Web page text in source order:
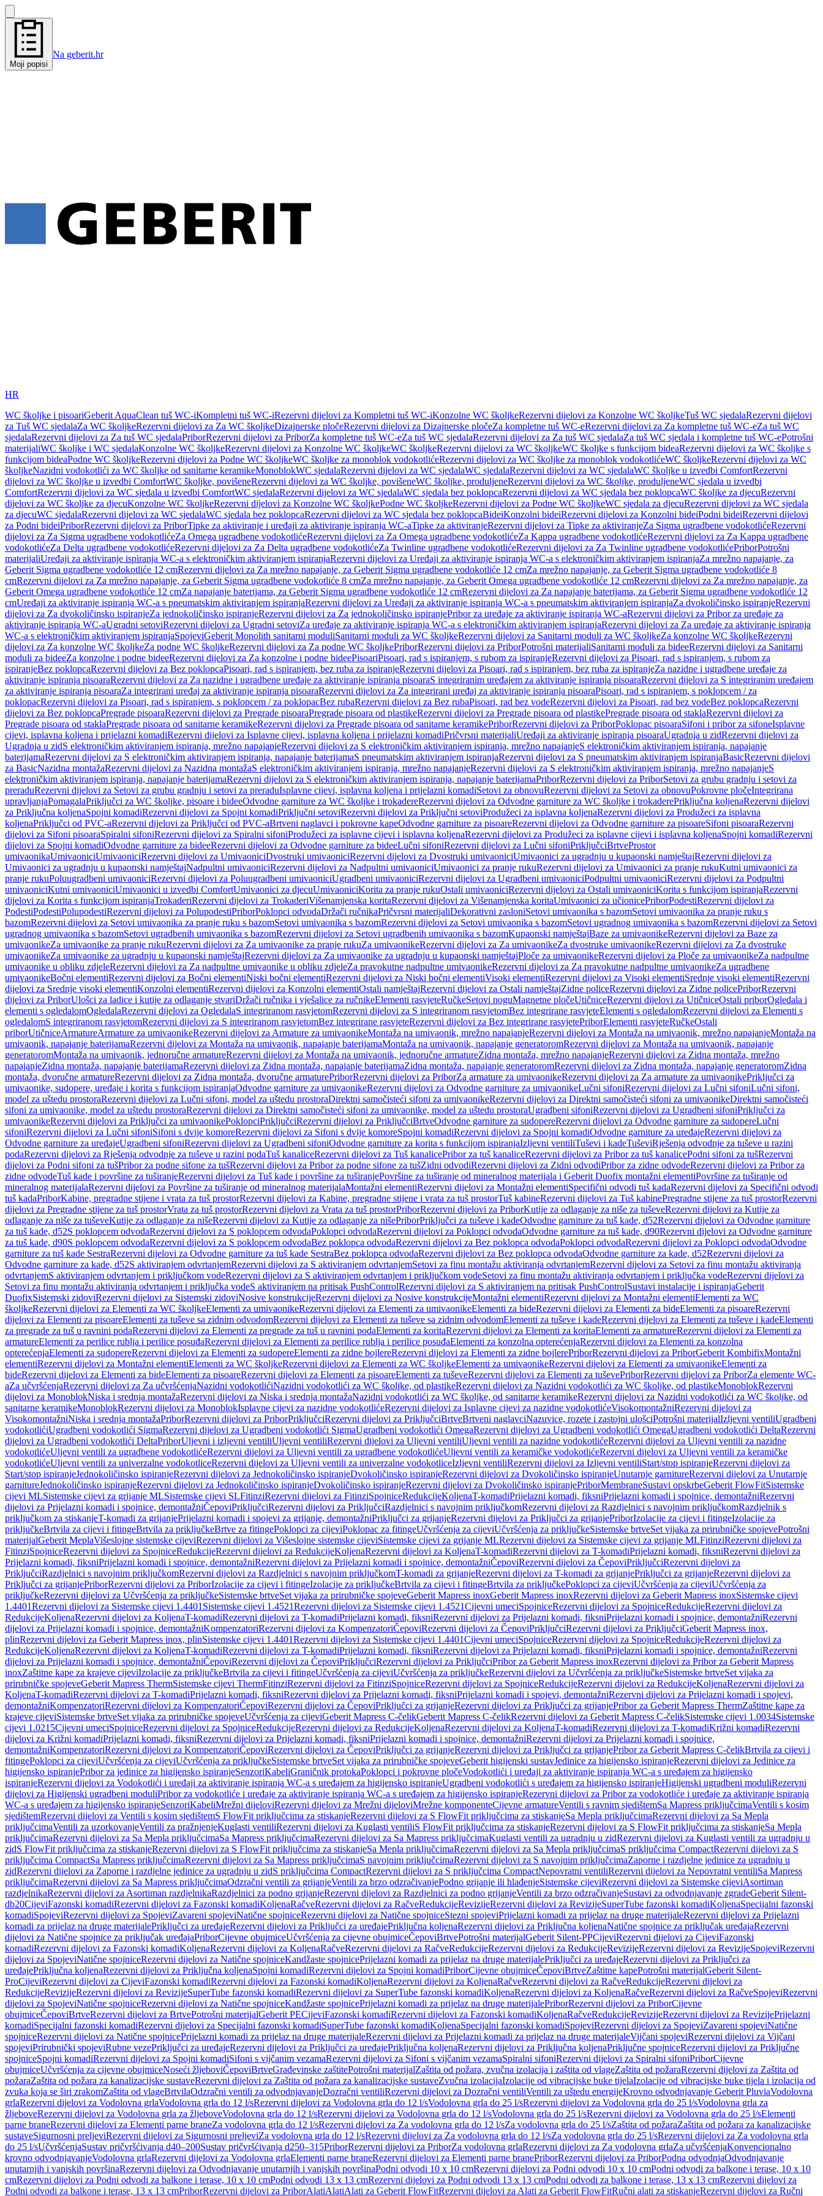
Moji popisi
Na geberit.hr
HR
WC školjke i pisoariGeberit AquaClean tuš WC-iKompletni tuš WC-iRezervni dijelovi za Kompletni tuš WC-iKonzolne WC školjkeRezervni dijelovi za Konzolne WC školjkeTuš WC sjedalaRezervni dijelovi
za Tuš WC sjedalaZa WC školjkeRezervni dijelovi za Za WC školjkeDizajnerske pločeRezervni dijelovi za Dizajnerske pločeZa kompletne tuš WC-eRezervni dijelovi za Za kompletne tuš WC-eZa tuš WC
sjedalaRezervni dijelovi za Za tuš WC sjedalaPriborRezervni dijelovi za PriborZa kompletne tuš WC-eZa tuš WC sjedalaRezervni dijelovi za Za tuš WC sjedalaZa tuš WC sjedala i kompletne tuš WC-ePotrošni
materijaliWC školjke i WC sjedalaKonzolne WC školjkeRezervni dijelovi za Konzolne WC školjkeWC školjkeRezervni dijelovi za WC školjkeWC školjke s funkcijom bideaRezervni dijelovi za WC školjke s
funkcijom bideaPodne WC školjkeRezervni dijelovi za Podne WC školjkeWC školjke za monoblok vodokotlićeRezervni dijelovi za WC školjke za monoblok vodokotlićeWC školjkeRezervni dijelovi za WC
školjkeNazidni vodokotlići za WC školjke od sanitarne keramikeMonoblokWC sjedalaRezervni dijelovi za WC sjedalaWC sjedalaRezervni dijelovi za WC sjedalaWC školjke u izvedbi ComfortRezervni
dijelovi za WC školjke u izvedbi ComfortWC školjke, povišeneRezervni dijelovi za WC školjke, povišeneWC školjke, produljeneRezervni dijelovi za WC školjke, produljeneWC sjedala u izvedbi
ComfortRezervni dijelovi za WC sjedala u izvedbi ComfortWC sjedalaRezervni dijelovi za WC sjedalaWC sjedala bez poklopcaRezervni dijelovi za WC sjedala bez poklopcaWC školjke za djecuRezervni
dijelovi za WC školjke za djecuKonzolne WC školjkeRezervni dijelovi za Konzolne WC školjkePodne WC školjkeRezervni dijelovi za Podne WC školjkeWC sjedala za djecuRezervni dijelovi za WC sjedala
za djecuWC sjedalaRezervni dijelovi za WC sjedalaWC sjedala bez poklopcaRezervni dijelovi za WC sjedala bez poklopcaBideiKonzolni bideiRezervni dijelovi za Konzolni bideiPodni bideiRezervni dijelovi
za Podni bideiPriborRezervni dijelovi za PriborTipke za aktiviranje i uređaji za aktiviranje ispiranja WC-aTipke za aktiviranjeRezervni dijelovi za Tipke za aktiviranjeZa Sigma ugradbene vodokotlićeRezervni
dijelovi za Za Sigma ugradbene vodokotlićeZa Omega ugradbene vodokotlićeRezervni dijelovi za Za Omega ugradbene vodokotlićeZa Kappa ugradbene vodokotlićeRezervni dijelovi za Za Kappa ugradbene
vodokotlićeZa Delta ugradbene vodokotlićeRezervni dijelovi za Za Delta ugradbene vodokotlićeZa Twinline ugradbene vodokotlićeRezervni dijelovi za Za Twinline ugradbene vodokotlićePriborPotrošni
materijaliUređaji za aktiviranje ispiranja WC-a s elektroničkim aktiviranjem ispiranjaRezervni dijelovi za Uređaji za aktiviranje ispiranja WC-a s elektroničkim aktiviranjem ispiranjaZa mrežno napajanje, za
Geberit Sigma ugradbene vodokotliće 12 cmRezervni dijelovi za Za mrežno napajanje, za Geberit Sigma ugradbene vodokotliće 12 cmZa mrežno napajanje, za Geberit Sigma ugradbene vodokotliće 8
cmRezervni dijelovi za Za mrežno napajanje, za Geberit Sigma ugradbene vodokotliće 8 cmZa mrežno napajanje, za Geberit Omega ugradbene vodokotliće 12 cmRezervni dijelovi za Za mrežno napajanje, za
Geberit Omega ugradbene vodokotliće 12 cmZa napajanje baterijama, za Geberit Sigma ugradbene vodokotliće 12 cmRezervni dijelovi za Za napajanje baterijama, za Geberit Sigma ugradbene vodokotliće 12
cmUređaji za aktiviranje ispiranja WC-a s pneumatskim aktiviranjem ispiranjaRezervni dijelovi za Uređaji za aktiviranje ispiranja WC-a s pneumatskim aktiviranjem ispiranjaZa dvokoličinsko ispiranjeRezervni
dijelovi za Za dvokoličinsko ispiranjeZa jednokoličinsko ispiranjeRezervni dijelovi za Za jednokoličinsko ispiranjePribor za uređaje za aktiviranje ispiranja WC-aRezervni dijelovi za Pribor za uređaje za
aktiviranje ispiranja WC-aUgradni setoviRezervni dijelovi za Ugradni setoviZa uređaje za aktiviranje ispiranja WC-a s elektroničkim aktiviranjem ispiranjaRezervni dijelovi za Za uređaje za aktiviranje ispiranja
WC-a s elektroničkim aktiviranjem ispiranjaSpojeviGeberit Monolith sanitarni moduliSanitarni moduli za WC školjkeRezervni dijelovi za Sanitarni moduli za WC školjkeZa konzolne WC školjkeRezervni
dijelovi za Za konzolne WC školjkeZa podne WC školjkeRezervni dijelovi za Za podne WC školjkePriborRezervni dijelovi za PriborPotrošni materijaliSanitarni moduli za bideeRezervni dijelovi za Sanitarni
moduli za bideeZa konzolne i podne bideeRezervni dijelovi za Za konzolne i podne bideePisoariPisoari, rad s ispiranjem, s rubom za ispiranjeRezervni dijelovi za Pisoari, rad s ispiranjem, s rubom za
ispiranjeBez poklopcaRezervni dijelovi za Bez poklopcaPisoari, rad s ispiranjem, bez ruba za ispiranjeRezervni dijelovi za Pisoari, rad s ispiranjem, bez ruba za ispiranjeZa nazidne i ugradbene uređaje za
aktiviranje ispiranja pisoaraRezervni dijelovi za Za nazidne i ugradbene uređaje za aktiviranje ispiranja pisoaraS integriranim uređajem za aktiviranje ispiranja pisoaraRezervni dijelovi za S integriranim uređajem
za aktiviranje ispiranja pisoaraZa integrirani uređaj za aktiviranje ispiranja pisoaraRezervni dijelovi za Za integrirani uređaj za aktiviranje ispiranja pisoaraPisoari, rad s ispiranjem, s poklopcem / za
poklopacRezervni dijelovi za Pisoari, rad s ispiranjem, s poklopcem / za poklopacBez rubaRezervni dijelovi za Bez rubaPisoari, rad bez vodeRezervni dijelovi za Pisoari, rad bez vodeBez poklopcaRezervni
dijelovi za Bez poklopcaPregrade pisoaraRezervni dijelovi za Pregrade pisoaraPregrade pisoara od plastikeRezervni dijelovi za Pregrade pisoara od plastikePregrade pisoara od staklaRezervni dijelovi za
Pregrade pisoara od staklaPregrade pisoara od sanitarne keramikeRezervni dijelovi za Pregrade pisoara od sanitarne keramikePriborRezervni dijelovi za PriborPoklopac pisoaraSifoni i pribor za sifoneIsplavne
cijevi, isplavna koljena i prijelazni komadiRezervni dijelovi za Isplavne cijevi, isplavna koljena i prijelazni komadiPričvrsni materijaliUređaji za aktiviranje ispiranja pisoaraUgradnja u zidRezervni dijelovi za
Ugradnja u zidS elektroničkim aktiviranjem ispiranja, mrežno napajanjeRezervni dijelovi za S elektroničkim aktiviranjem ispiranja, mrežno napajanjeS elektroničkim aktiviranjem ispiranja, napajanje
baterijamaRezervni dijelovi za S elektroničkim aktiviranjem ispiranja, napajanje baterijamaS pneumatskim aktiviranjem ispiranjaRezervni dijelovi za S pneumatskim aktiviranjem ispiranjaBasicRezervni dijelovi
za BasicNazidna montažaRezervni dijelovi za Nazidna montažaS elektroničkim aktiviranjem ispiranja, mrežno napajanjeRezervni dijelovi za S elektroničkim aktiviranjem ispiranja, mrežno napajanjeS
elektroničkim aktiviranjem ispiranja, napajanje baterijamaRezervni dijelovi za S elektroničkim aktiviranjem ispiranja, napajanje baterijamaPriborRezervni dijelovi za PriborSetovi za grubu gradnju i setovi za
preraduRezervni dijelovi za Setovi za grubu gradnju i setovi za preraduIsplavne cijevi, isplavna koljena i prijelazni komadiSetovi za obnovuRezervni dijelovi za Setovi za obnovuPokrovne pločeIntegrirana
upravljanjaPomagalaPriključci za WC školjke, pisoare i bideeOdvodne garniture za WC školjke i trokadereRezervni dijelovi za Odvodne garniture za WC školjke i trokaderePriključna koljenaRezervni dijelovi
za Priključna koljenaSpojni komadiRezervni dijelovi za Spojni komadiPriključni setoviRezervni dijelovi za Priključni setoviProdužeci za isplavna koljenaRezervni dijelovi za Produžeci za isplavna
koljenaPriključci od PVC-aRezervni dijelovi za Priključci od PVC-aBrtveni naglavci i pokrovne kapeOdvodne garniture za pisoareRezervni dijelovi za Odvodne garniture za pisoareSifoni pisoaraRezervni
dijelovi za Sifoni pisoaraSpiralni sifoniRezervni dijelovi za Spiralni sifoniProdužeci za isplavne cijevi i isplavna koljenaRezervni dijelovi za Produžeci za isplavne cijevi i isplavna koljenaSpojni komadiRezervni
dijelovi za Spojni komadiOdvodne garniture za bideeRezervni dijelovi za Odvodne garniture za bideeLučni sifoniRezervni dijelovi za Lučni sifoniPriključciBrtveProstor
umivaonikaUmivaoniciUmivaoniciRezervni dijelovi za UmivaoniciDvostruki umivaoniciRezervni dijelovi za Dvostruki umivaoniciUmivaonici za ugradnju u kupaonski namještajRezervni dijelovi za
Umivaonici za ugradnju u kupaonski namještajNadpultni umivaoniciRezervni dijelovi za Nadpultni umivaoniciUmivaonici za pranje rukuRezervni dijelovi za Umivaonici za pranje rukuKutni umivaonici za
pranje rukuPoluugradbeni umivaoniciRezervni dijelovi za Poluugradbeni umivaoniciUgradbeni umivaoniciRezervni dijelovi za Ugradbeni umivaoniciPodpultni umivaoniciRezervni dijelovi za Podpultni
umivaoniciKutni umivaoniciUmivaonici u izvedbi ComfortUmivaonici za djecuUmivaoniciKorita za pranje rukuOstali umivaoniciRezervni dijelovi za Ostali umivaoniciKorita s funkcijom ispiranjaRezervni
dijelovi za Korita s funkcijom ispiranjaTrokaderiRezervni dijelovi za TrokaderiVišenamjenska koritaRezervni dijelovi za Višenamjenska koritaUmivaonici za učionicePriborPodestiRezervni dijelovi za
PodestiPodestiPolupodestiRezervni dijelovi za PolupodestiPriborPoklopci odvodaDržači ručnikaPričvrsni materijaliDekorativni zasloniSetovi umivaonika s bazomSetovi umivaonika za pranje ruku s
bazomRezervni dijelovi za Setovi umivaonika za pranje ruku s bazomSetovi umivaonika s bazomRezervni dijelovi za Setovi umivaonika s bazomSetovi ugradnog umivaonika s bazomRezervni dijelovi za Setovi
ugradnog umivaonika s bazomSetovi ugradbenih umivaonika s bazomRezervni dijelovi za Setovi ugradbenih umivaonika s bazomKupaonski namještajBaze za umivaonikeRezervni dijelovi za Baze za
umivaonikeZa umivaonike za pranje rukuRezervni dijelovi za Za umivaonike za pranje rukuZa umivaonikeRezervni dijelovi za Za umivaonikeZa dvostruke umivaonikeRezervni dijelovi za Za dvostruke
umivaonikeZa umivaonike za ugradnju u kupaonski namještajRezervni dijelovi za Za umivaonike za ugradnju u kupaonski namještajPloče za umivaonikeRezervni dijelovi za Ploče za umivaonikeZa nadpultne
umivaonike u obliku zdjeleRezervni dijelovi za Za nadpultne umivaonike u obliku zdjeleZa pravokutne nadpultne umivaonikeRezervni dijelovi za Za pravokutne nadpultne umivaonikeZa ugradbene
umivaonikeBočni elementiRezervni dijelovi za Bočni elementiNiski bočni elementiRezervni dijelovi za Niski bočni elementiVisoki elementiRezervni dijelovi za Visoki elementiSrednje visoki elementiRezervni
dijelovi za Srednje visoki elementiKonzolni elementiRezervni dijelovi za Konzolni elementiOstali namještajRezervni dijelovi za Ostali namještajZidne policeRezervni dijelovi za Zidne policePriborRezervni
dijelovi za PriborUlošci za ladice i kutije za odlaganje stvariDržači ručnika i vješalice za ručnikeElementi rasvjeteRučkeSetovi noguMagnetne pločeUtičniceRezervni dijelovi za UtičniceOstali priborOgledala i
elementi s ogledalomOgledalaRezervni dijelovi za OgledalaS integriranom rasvjetomRezervni dijelovi za S integriranom rasvjetomBez integrirane rasvjeteElementi s ogledalomRezervni dijelovi za Elementi s
ogledalomS integriranom rasvjetomRezervni dijelovi za S integriranom rasvjetomBez integrirane rasvjeteRezervni dijelovi za Bez integrirane rasvjetePriborElementi rasvjeteRučkeOstali
priborUtičniceArmatureArmature za umivaonikeRezervni dijelovi za Armature za umivaonikeMontaža na umivaonik, mrežno napajanjeRezervni dijelovi za Montaža na umivaonik, mrežno napajanjeMontaža na
umivaonik, napajanje baterijamaRezervni dijelovi za Montaža na umivaonik, napajanje baterijamaMontaža na umivaonik, napajanje generatoromRezervni dijelovi za Montaža na umivaonik, napajanje
generatoromMontaža na umivaonik, jednoručne armatureRezervni dijelovi za Montaža na umivaonik, jednoručne armatureZidna montaža, mrežno napajanjeRezervni dijelovi za Zidna montaža, mrežno
napajanjeZidna montaža, napajanje baterijamaRezervni dijelovi za Zidna montaža, napajanje baterijamaZidna montaža, napajanje generatoromRezervni dijelovi za Zidna montaža, napajanje generatoromZidna
montaža, dvoručne armatureRezervni dijelovi za Zidna montaža, dvoručne armaturePriborRezervni dijelovi za PriborZa armature za umivaonikeRezervni dijelovi za Za armature za umivaonikePriključci za
umivaonike, sudopere, uređaje i korita s funkcijom ispiranjaOdvodne garniture za umivaonikeRezervni dijelovi za Odvodne garniture za umivaonikeLučni sifoniRezervni dijelovi za Lučni sifoniLučni sifoni,
model za uštedu prostoraRezervni dijelovi za Lučni sifoni, model za uštedu prostoraDirektni samočisteći sifoni za umivaonikeRezervni dijelovi za Direktni samočisteći sifoni za umivaonikeDirektni samočisteći
sifoni za umivaonike, model za uštedu prostoraRezervni dijelovi za Direktni samočisteći sifoni za umivaonike, model za uštedu prostoraUgradbeni sifoniRezervni dijelovi za Ugradbeni sifoniPriključci za
umivaonikeRezervni dijelovi za Priključci za umivaonikePoklopciPriključciRezervni dijelovi za PriključciBrtveOdvodne garniture za sudopereRezervni dijelovi za Odvodne garniture za sudopereLučni
sifoniRezervni dijelovi za Lučni sifoniSifoni s dvije komoreRezervni dijelovi za Sifoni s dvije komoreSpojni komadiRezervni dijelovi za Spojni komadiOdvodne garniture za uređajeRezervni dijelovi za
Odvodne garniture za uređajeUgradbeni sifoniRezervni dijelovi za Ugradbeni sifoniOdvodne garniture za korita s funkcijom ispiranjaIzljevni ventiliTuševi i kadeTuševiRješenja odvodnje za tuševe u razini
podaRezervni dijelovi za Rješenja odvodnje za tuševe u razini podaTuš kanaliceRezervni dijelovi za Tuš kanalicePribor za tuš kanaliceRezervni dijelovi za Pribor za tuš kanalicePodni sifoni za tušRezervni
dijelovi za Podni sifoni za tušPribor za podne sifone za tušRezervni dijelovi za Pribor za podne sifone za tušZidni odvodiRezervni dijelovi za Zidni odvodiPribor za zidne odvodeRezervni dijelovi za Pribor za
zidne odvodeTuš kade i površine za tuširanjeRezervni dijelovi za Tuš kade i površine za tuširanjePovršine za tuširanje od mineralnog materijala i Geberit Duofix montažni elementiPovršine za tuširanje od
mineralnog materijalaRezervni dijelovi za Površine za tuširanje od mineralnog materijalaMontažni elementiRezervni dijelovi za Montažni elementiSpecifični odvodi tuš kadaRezervni dijelovi za Specifični odvodi
tuš kadaPriborKabine, pregradne stijene i vrata za tuš prostorRezervni dijelovi za Kabine, pregradne stijene i vrata za tuš prostorTuš kabineRezervni dijelovi za Tuš kabinePregradne stijene za tuš prostorRezervni
dijelovi za Pregradne stijene za tuš prostorVrata za tuš prostorRezervni dijelovi za Vrata za tuš prostorPriborRezervni dijelovi za PriborKutije za odlaganje za niše za tuševeRezervni dijelovi za Kutije za
odlaganje za niše za tuševeKutije za odlaganje za nišeRezervni dijelovi za Kutije za odlaganje za nišePriborPriključci za tuševe i kadeOdvodne garniture za tuš kade, d52Rezervni dijelovi za Odvodne garniture
za tuš kade, d52S poklopcem odvodaRezervni dijelovi za S poklopcem odvodaPoklopci odvodaRezervni dijelovi za Poklopci odvodaOdvodne garniture za tuš kade, d90Rezervni dijelovi za Odvodne garniture
za tuš kade, d90S poklopcem odvodaRezervni dijelovi za S poklopcem odvodaBez poklopca odvodaRezervni dijelovi za Bez poklopca odvodaPoklopci odvodaRezervni dijelovi za Poklopci odvodaOdvodne
garniture za tuš kade SestraRezervni dijelovi za Odvodne garniture za tuš kade SestraBez poklopca odvodaRezervni dijelovi za Bez poklopca odvodaOdvodne garniture za kade, d52Rezervni dijelovi za
Odvodne garniture za kade, d52S aktiviranjem odvrtanjemRezervni dijelovi za S aktiviranjem odvrtanjemSetovi za finu montažu aktiviranja odvrtanjemRezervni dijelovi za Setovi za finu montažu aktiviranja
odvrtanjemS aktiviranjem odvrtanjem i priključkom vodeRezervni dijelovi za S aktiviranjem odvrtanjem i priključkom vodeSetovi za finu montažu aktiviranja odvrtanjem i priključka vodeRezervni dijelovi za
Setovi za finu montažu aktiviranja odvrtanjem i priključka vodeS aktiviranjem na pritisak PushControlRezervni dijelovi za S aktiviranjem na pritisak PushControlSustavi instalacije i ispiranjaGeberit
DuofixSistemski zidoviRezervni dijelovi za Sistemski zidoviNosive konstrukcijeRezervni dijelovi za Nosive konstrukcijeMontažni elementiRezervni dijelovi za Montažni elementiElementi za WC
školjkeRezervni dijelovi za Elementi za WC školjkeElementi za umivaonikeRezervni dijelovi za Elementi za umivaonikeElementi za bideRezervni dijelovi za Elementi za bideElementi za pisoareRezervni
dijelovi za Elementi za pisoareElementi za tuševe sa zidnim odvodomRezervni dijelovi za Elementi za tuševe sa zidnim odvodomElementi za tuševe i kadeRezervni dijelovi za Elementi za tuševe i kadeElementi
za pregrade za tuš u ravnini podaRezervni dijelovi za Elementi za pregrade za tuš u ravnini podaElementi za koritaRezervni dijelovi za Elementi za koritaElementi za armatureRezervni dijelovi za Elementi za
armatureElementi za perilice rublja i perilice posuđaRezervni dijelovi za Elementi za perilice rublja i perilice posuđaElementi za konzolna opterećenjaRezervni dijelovi za Elementi za konzolna
opterećenjaElementi za sudopereRezervni dijelovi za Elementi za sudopereElementi za zidne bojlereRezervni dijelovi za Elementi za zidne bojlerePriborRezervni dijelovi za PriborGeberit KombifixMontažni
elementiRezervni dijelovi za Montažni elementiElementi za WC školjkeRezervni dijelovi za Elementi za WC školjkeElementi za umivaonikeRezervni dijelovi za Elementi za umivaonikeElementi za
bideRezervni dijelovi za Elementi za bideElementi za pisoareRezervni dijelovi za Elementi za pisoareElementi za tuševeRezervni dijelovi za Elementi za tuševePriborRezervni dijelovi za PriborZa elemente WC-
aZa učvršćenjaRezervni dijelovi za Za učvršćenjaNazidni vodokotlićiNazidni vodokotlići za WC školjke, od plastikeRezervni dijelovi za Nazidni vodokotlići za WC školjke, od plastikeMonoblokRezervni
dijelovi za MonoblokNiska i srednja montažaRezervni dijelovi za Niska i srednja montažaNazidni vodokotlići za WC školjke, od sanitarne keramikeRezervni dijelovi za Nazidni vodokotlići za WC školjke, od
sanitarne keramikeMonoblokRezervni dijelovi za MonoblokIsplavne cijevi za nazidne vodokotlićeRezervni dijelovi za Isplavne cijevi za nazidne vodokotlićeVisokomontažniRezervni dijelovi za
VisokomontažniNiska i srednja montažaPriborRezervni dijelovi za PriborPriključciRezervni dijelovi za PriključciBrtveBrtveni naglavciNazuvice, rozete i zastojni ulošciPotrošni materijalIzljevni ventiliUgradbeni
vodokotlićiUgradbeni vodokotlići SigmaRezervni dijelovi za Ugradbeni vodokotlići SigmaUgradbeni vodokotlići OmegaRezervni dijelovi za Ugradbeni vodokotlići OmegaUgradbeni vodokotlići DeltaRezervni
dijelovi za Ugradbeni vodokotlići DeltaPriborUljevni i izljevni ventiliUljevni ventiliRezervni dijelovi za Uljevni ventiliUljevni ventili za nazidne vodokotlićeRezervni dijelovi za Uljevni ventili za nazidne
vodokotlićeUljevni ventili za ugradbene vodokotlićeRezervni dijelovi za Uljevni ventili za ugradbene vodokotlićeUljevni ventili za keramičke vodokotlićeRezervni dijelovi za Uljevni ventili za keramičke
vodokotlićeUljevni ventili za univerzalne vodokotliceRezervni dijelovi za Uljevni ventili za univerzalne vodokotliceIzljevni ventiliRezervni dijelovi za Izljevni ventiliStart/stop ispiranjeRezervni dijelovi za
Start/stop ispiranjeJednokoličinsko ispiranjeRezervni dijelovi za Jednokoličinsko ispiranjeDvokoličinsko ispiranjeRezervni dijelovi za Dvokoličinsko ispiranjeUnutarnje garnitureRezervni dijelovi za Unutarnje
garnitureJednokoličinsko ispiranjeRezervni dijelovi za Jednokoličinsko ispiranjeDvokoličinsko ispiranjeRezervni dijelovi za Dvokoličinsko ispiranjePriborMembraneSustavi opskrbeGeberit FlowFitSistemske
cijevi MLSistemske cijevi za grijanje MLSistemske cijevi SLFitinziRezervni dijelovi za FitinziSpojniceRedukcijeKoljenaT-komadiPrijelazni komadi, fiksniPrijelazni komadi i spojnice, demontažniRezervni
dijelovi za Prijelazni komadi i spojnice, demontažniČepoviPriključciRezervni dijelovi za PriključciRazdjelnici s navojnim priključkomRezervni dijelovi za Razdjelnici s navojnim priključkomRazdjelnik s
priključkom za stiskanjeT-komadi za grijanjePrijelazni komadi i spojevi za grijanje, demontažniPriključci za grijanjeRezervni dijelovi za Priključci za grijanjePriborIzolacije za cijevi i fitingeIzolacije za
priključkeBrtvila za cijevi i fitingeBrtvila za priključkeBrtve za fitingePoklopci za cijeviPoklopac za fitingeUčvršćenja za cijeviUčvršćenja za priključkeSistemske brtveSet vijaka za prirubničke spojevePotrošni
materijalGeberit MeplaVišeslojne sistemske cijeviRezervni dijelovi za Višeslojne sistemske cijeviSistemske cijevi za grijanje MLRezervni dijelovi za Sistemske cijevi za grijanje MLFitinziRezervni dijelovi za
FitinziSpojniceRezervni dijelovi za SpojniceRedukcijeRezervni dijelovi za RedukcijeKoljenaRezervni dijelovi za KoljenaT-komadiRezervni dijelovi za T-komadiPrijelazni komadi, fiksniRezervni dijelovi za
Prijelazni komadi, fiksniPrijelazni komadi i spojnice, demontažniRezervni dijelovi za Prijelazni komadi i spojnice, demontažniČepoviRezervni dijelovi za ČepoviPriključciRezervni dijelovi za
PriključciRazdjelnici s navojnim priključkomRezervni dijelovi za Razdjelnici s navojnim priključkomT-komadi za grijanjeRezervni dijelovi za T-komadi za grijanjePriključci za grijanjeRezervni dijelovi za
Priključci za grijanjePriborRezervni dijelovi za PriborIzolacije za cijevi i fitingeIzolacije za priključkeBrtvila za cijevi i fitingeBrtvila za priključkePoklopci za cijeviUčvršćenja za cijeviUčvršćenja za
priključkeRezervni dijelovi za Učvršćenja za priključkeSistemske brtveSet vijaka za prirubničke spojeveGeberit Mapress inoxGeberit Mapress inoxRezervni dijelovi za Geberit Mapress inoxSistemske cijevi
1.4401Rezervni dijelovi za Sistemske cijevi 1.4401 Sistemske cijevi 1.4521Rezervni dijelovi za Sistemske cijevi 1.4521Cijevni umeciSpojniceRezervni dijelovi za SpojniceRedukcijeRezervni dijelovi za
RedukcijeKoljenaRezervni dijelovi za KoljenaT-komadiRezervni dijelovi za T-komadiPrijelazni komadi, fiksniRezervni dijelovi za Prijelazni komadi, fiksniPrijelazni komadi i spojnice, demontažniRezervni
dijelovi za Prijelazni komadi i spojnice, demontažniKompenzatoriRezervni dijelovi za KompenzatoriČepoviRezervni dijelovi za ČepoviPriključciRezervni dijelovi za PriključciGeberit Mapress inox,
plinRezervni dijelovi za Geberit Mapress inox, plinSistemske cijevi 1.4401Rezervni dijelovi za Sistemske cijevi 1.4401Cijevni umeciSpojniceRezervni dijelovi za SpojniceRedukcijeRezervni dijelovi za
RedukcijeKoljenaRezervni dijelovi za KoljenaT-komadiRezervni dijelovi za T-komadiPrijelazni komadi, fiksniRezervni dijelovi za Prijelazni komadi, fiksniPrijelazni komadi i spojnice, demontažniRezervni
dijelovi za Prijelazni komadi i spojnice, demontažniČepoviRezervni dijelovi za ČepoviPriključciRezervni dijelovi za PriključciPribor za Geberit Mapress inoxRezervni dijelovi za Pribor za Geberit Mapress
inoxZaštitne kape za krajeve cijeviIzolacije za priključkeBrtvila za cijevi i fitingeUčvršćenja za cijeviUčvršćenja za priključkeRezervni dijelovi za Učvršćenja za priključkeSistemske brtveSet vijaka za
prirubničke spojeveGeberit Mapress ThermSistemske cijevi ThermFitinziRezervni dijelovi za FitinziSpojniceRezervni dijelovi za SpojniceRedukcijeRezervni dijelovi za RedukcijeKoljenaRezervni dijelovi za
KoljenaT-komadiRezervni dijelovi za T-komadiPrijelazni komadi, fiksniRezervni dijelovi za Prijelazni komadi, fiksniPrijelazni komadi i spojevi, demontažniRezervni dijelovi za Prijelazni komadi i spojevi,
demontažniKompenzatoriRezervni dijelovi za KompenzatoriČepoviRezervni dijelovi za ČepoviPriključci za grijanjeRezervni dijelovi za Priključci za grijanjePribor za Geberit Mapress ThermZaštitne kape za
krajeve cijeviSistemske brtveSet vijaka za prirubničke spojeveUčvršćenja za cijeviGeberit Mapress C-čelikGeberit Mapress C-čelikRezervni dijelovi za Geberit Mapress C-čelikSistemske cijevi 1.0034Sistemske
cijevi 1.0215Cijevni umeciSpojniceRezervni dijelovi za SpojniceRedukcijeRezervni dijelovi za RedukcijeKoljenaRezervni dijelovi za KoljenaT-komadiRezervni dijelovi za T-komadiKrižni komadiRezervni
dijelovi za Križni komadiPrijelazni komadi, fiksniRezervni dijelovi za Prijelazni komadi, fiksniPrijelazni komadi i spojnice, demontažniRezervni dijelovi za Prijelazni komadi i spojnice,
demontažniKompenzatoriRezervni dijelovi za KompenzatoriČepoviRezervni dijelovi za ČepoviPriključci za grijanjeRezervni dijelovi za Priključci za grijanjePribor za Geberit Mapress C-čelikBrtvila za cijevi i
fitingePoklopci za cijeviUčvršćenja za cijeviUčvršćenja za priključkeSistemske brtveSet vijaka za prirubničke spojeveGeberit higijenski sustavJedinice za higijensko ispiranjeRezervni dijelovi za Jedinice za
higijensko ispiranjePribor za jedinice za higijensko ispiranjeSenzoriKabeliGraničnik protokaPoklopci i pokrovne pločeVodokotlići i uređaji za aktiviranje ispiranja WC-a s uređajem za higijensko
ispiranjeRezervni dijelovi za Vodokotlići i uređaji za aktiviranje ispiranja WC-a s uređajem za higijensko ispiranjeUgradbeni vodokotlići s uređajem za higijensko ispiranjeHigijenski ugradbeni moduliRezervni
dijelovi za Higijenski ugradbeni moduliPribor za vodokotliće i uređaje za aktiviranje ispiranja WC-a s uređajem za higijensko ispiranjeRezervni dijelovi za Pribor za vodokotliće i uređaje za aktiviranje ispiranja
WC-a s uređajem za higijensko ispiranjeSenzoriKabeliMrežni dijeloviRezervni dijelovi za Mrežni dijeloviMrežne komponenteCijevne armatureVentili s ravnim sjedištemSa Mapress priključcimaVentili s kosim
sjedištemRezervni dijelovi za Ventili s kosim sjedištemS FlowFit priključcima za stiskanjeRezervni dijelovi za S FlowFit priključcima za stiskanjeSa Mepla priključcimaRezervni dijelovi za Sa Mepla
priključcimaVentili za uzorkovanjeVentili za pražnjenjeKuglasti ventiliRezervni dijelovi za Kuglasti ventiliS FlowFit priključcima za stiskanjeRezervni dijelovi za S FlowFit priključcima za stiskanjeSa Mepla
priključcimaRezervni dijelovi za Sa Mepla priključcimaSa Mapress priključcimaRezervni dijelovi za Sa Mapress priključcimaKuglasti ventili za ugradnju u zidRezervni dijelovi za Kuglasti ventili za ugradnju u
zidS FlowFit priključcima za stiskanjeRezervni dijelovi za S FlowFit priključcima za stiskanjeSa Mepla priključcimaRezervni dijelovi za Sa Mepla priključcimaS priključcima CompactRezervni dijelovi za S
priključcima CompactSa Mapress priključcimaRezervni dijelovi za Sa Mapress priključcimaS navojnim priključcimaRezervni dijelovi za S navojnim priključcimaZaporne i razdjelne jedinice za ugradnju u
zidRezervni dijelovi za Zaporne i razdjelne jedinice za ugradnju u zidS priključcima CompactRezervni dijelovi za S priključcima CompactNepovratni ventiliRezervni dijelovi za Nepovratni ventiliSa Mapress
priključcimaRezervni dijelovi za Sa Mapress priključcimaOdzračni ventili za grijanjeVentili za brzo odzračivanjePodno grijanje ili hlađenjeSistemske cijeviRezervni dijelovi za Sistemske cijeviAsortiman
razdjelnikaRezervni dijelovi za Asortiman razdjelnikaRazdjelnici za podno grijanjeRezervni dijelovi za Razdjelnici za podno grijanjeVentili za brzo odzračivanjeSustavi za odvodnjavanje zgradeGeberit Silent-
db20CijeviFazonski komadiRezervni dijelovi za Fazonski komadiKoljenaRačveRezervni dijelovi za RačveRedukcijeRevizijeRezervni dijelovi za RevizijeSuperTube fazonski komadiKoljenaSpecijalni fazonski
komadiSpojeviRezervni dijelovi za SpojeviZavareni spojeviNatične spojniceRezervni dijelovi za Natične spojniceStezni spojeviPrijelazni komadi za prijelaz na druge materijaleRezervni dijelovi za Prijelazni
komadi za prijelaz na druge materijalePriključci za uređajeRezervni dijelovi za Priključci za uređajePriključna koljenaRezervni dijelovi za Priključna koljenaNatične spojnice za priključak uređajaRezervni
dijelovi za Natične spojnice za priključak uređajaPriborCijevne obujmiceUčvršćenja za cijevne obujmiceČepoviBrtvePotrošni materijalGeberit Silent-PPCijeviRezervni dijelovi za CijeviFazonski
komadiRezervni dijelovi za Fazonski komadiKoljenaRezervni dijelovi za KoljenaRačveRezervni dijelovi za RačveRedukcijeRezervni dijelovi za RedukcijeRevizijeRezervni dijelovi za RevizijeSpojeviRezervni
dijelovi za SpojeviNatične spojniceRezervni dijelovi za Natične spojniceKandžaste spojnicePrijelazni komadi za prijelaz na druge materijalePriključci za uređajeRezervni dijelovi za Priključci za
uređajePriključna koljenaRezervni dijelovi za Priključna koljenaSpojni komadiRezervni dijelovi za Spojni komadiPriborCijevne obujmiceČepoviBrtveZaštitne kapePotrošni materijalGeberit Silent-
ProCijeviRezervni dijelovi za CijeviFazonski komadiRezervni dijelovi za Fazonski komadiKoljenaRezervni dijelovi za KoljenaRačveRezervni dijelovi za RačveRedukcijeRezervni dijelovi za
RedukcijeRevizijeRezervni dijelovi za RevizijeSuperTube fazonski komadiRezervni dijelovi za SuperTube fazonski komadiKoljenaRezervni dijelovi za KoljenaRačveRezervni dijelovi za RačveSpojeviRezervni
dijelovi za SpojeviNatične spojniceRezervni dijelovi za Natične spojniceKandžaste spojnicePrijelazni komadi za prijelaz na druge materijalePriborRezervni dijelovi za PriborCijevne
obujmiceČepoviBrtveRezervni dijelovi za BrtvePotrošni materijalGeberit PECijeviFazonski komadiRezervni dijelovi za Fazonski komadiKoljenaRačveRedukcijeRevizijeRezervni dijelovi za RevizijePrijelazni
komadiSpecijalni fazonski komadiRezervni dijelovi za Specijalni fazonski komadiSuperTube fazonski komadiKoljenaSpecijalni fazonski komadiSpojeviRezervni dijelovi za SpojeviZavareni spojeviNatične
spojniceRezervni dijelovi za Natične spojnicePrijelazni komadi za prijelaz na druge materijaleRezervni dijelovi za Prijelazni komadi za prijelaz na druge materijaleVijčani spojeviRezervni dijelovi za Vijčani
spojeviPrirubnički spojeviRubne vezePriključci za uređajeRezervni dijelovi za Priključci za uređajePriključna koljenaRezervni dijelovi za Priključna koljenaPriključne spojniceRezervni dijelovi za Priključne
spojniceSpojni komadiRezervni dijelovi za Spojni komadiSifoni s vijčanim vezamaRezervni dijelovi za Sifoni s vijčanim vezamaSpiralni sifoniRezervni dijelovi za Spiralni sifoniPriborCijevne
obujmiceUčvršćenja za cijevne obujmiceNoseći žljeboviČepoviBrtveGrađevinske zaštitePotrošni materijalZaštita od požara, zvučna izolacija i zaštita od vlageZaštita od požaraRezervni dijelovi za Zaštita od
požaraZaštita od požara za kanalizacijske sustaveRezervni dijelovi za Zaštita od požara za kanalizacijske sustaveZvučna izolacijaIzolacije od vibracijske buke tijelaIzolacije od vibracijske buke tijela i izolacija od
zvuka koja se širi zrakomZaštita od vlageBrtvilaOdzračni ventili za odvodnjavanjeDozračni ventiliRezervni dijelovi za Dozračni ventiliVentili za uštedu energijeKrovno odvodnjavanje Geberit PluviaVodolovna
grlaRezervni dijelovi za Vodolovna grlaVodolovna grla do 12 l/sRezervni dijelovi za Vodolovna grla do 12 l/sVodolovna grla do 25 l/sRezervni dijelovi za Vodolovna grla do 25 l/sVodolovna grla za
žljeboveRezervni dijelovi za Vodolovna grla za žljeboveVodolovna grla do 12 l/sRezervni dijelovi za Vodolovna grla do 12 l/sVodolovna grla do 25 l/sRezervni dijelovi za Vodolovna grla do 25 l/sElementi
parne braneRezervni dijelovi za Elementi parne braneZa vodolovna grla do 12 l/sRezervni dijelovi za Za vodolovna grla do 12 l/sZa vodolovna grla do 25 l/sZaštita od požaraZaštita od požara za kanalizacijske
sustaveSigurnosni preljeviRezervni dijelovi za Sigurnosni preljeviZa vodolovna grla do 12 l/sRezervni dijelovi za Za vodolovna grla do 12 l/sZa vodolovna grla do 25 l/sRezervni dijelovi za Za vodolovna grla
do 25 l/sUčvršćenjaSustav pričvršćivanja d40–200Sustav pričvršćivanja d250–315PriborRezervni dijelovi za PriborZa vodolovna grlaRezervni dijelovi za Za vodolovna grlaZa učvršćenjaKonvencionalno
krovno odvodnjavanjeVodolovna grlaRezervni dijelovi za Vodolovna grlaElementi parne braneRezervni dijelovi za Elementi parne branePriborRezervni dijelovi za PriborPodna odvodnjaOdvodnjavanje
unutarnjih i vanjskih površinaRezervni dijelovi za Odvodnjavanje unutarnjih i vanjskih površinaPodni odvodi 10 x 10 cmRezervni dijelovi za Podni odvodi 10 x 10 cmPodni odvodi za balkone i terase, 10 x 10
cmRezervni dijelovi za Podni odvodi za balkone i terase, 10 x 10 cmPodni odvodi 13 x 13 cmRezervni dijelovi za Podni odvodi 13 x 13 cmPodni odvodi za balkone i terase, 13 x 13 cmRezervni dijelovi za
Podni odvodi za balkone i terase, 13 x 13 cmPriborRezervni dijelovi za PriborAlatiAlatiAlati za Geberit FlowFitRezervni dijelovi za Alati za Geberit FlowFitRučni alati za stiskanjeRezervni dijelovi za Ručni